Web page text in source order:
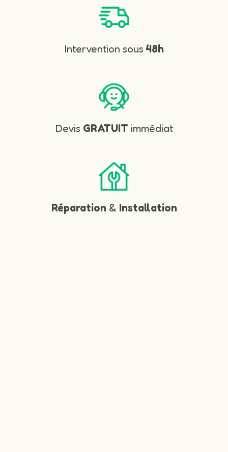
Intervention sous 48h
Devis GRATUIT immédiat
Réparation & Installation